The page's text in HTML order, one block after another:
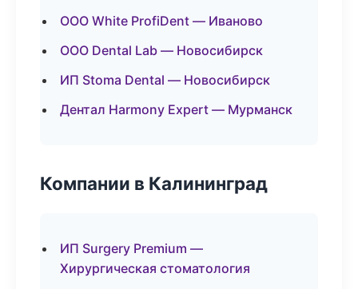
ООО White ProfiDent — Иваново
ООО Dental Lab — Новосибирск
ИП Stoma Dental — Новосибирск
Дентал Harmony Expert — Мурманск
Компании в Калининград
ИП Surgery Premium —
Хирургическая стоматология